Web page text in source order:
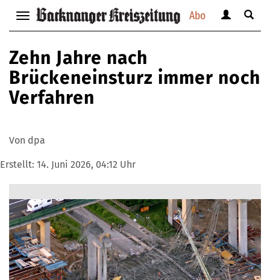
Abo
Navigation
anzeigen
verbergen
anzeigen
Suche
Zehn Jahre nach
Brückeneinsturz immer noch
Verfahren
Von dpa
Erstellt: 14. Juni 2026, 04:12 Uhr